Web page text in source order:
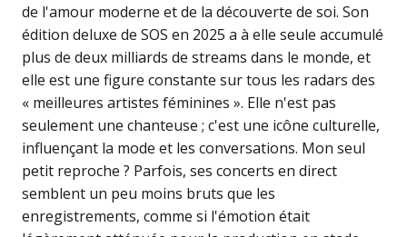
de l'amour moderne et de la découverte de soi. Son
édition deluxe de SOS en 2025 a à elle seule accumulé
plus de deux milliards de streams dans le monde, et
elle est une figure constante sur tous les radars des
« meilleures artistes féminines ». Elle n'est pas
seulement une chanteuse ; c'est une icône culturelle,
influençant la mode et les conversations. Mon seul
petit reproche ? Parfois, ses concerts en direct
semblent un peu moins bruts que les
enregistrements, comme si l'émotion était